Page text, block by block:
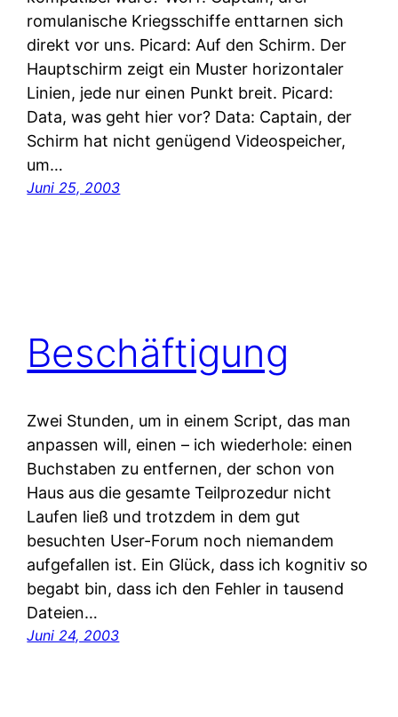
romulanische Kriegsschiffe enttarnen sich
direkt vor uns. Picard: Auf den Schirm. Der
Hauptschirm zeigt ein Muster horizontaler
Linien, jede nur einen Punkt breit. Picard:
Data, was geht hier vor? Data: Captain, der
Schirm hat nicht genügend Videospeicher,
um…
Juni 25, 2003
Beschäftigung
Zwei Stunden, um in einem Script, das man
anpassen will, einen – ich wiederhole: einen
Buchstaben zu entfernen, der schon von
Haus aus die gesamte Teilprozedur nicht
Laufen ließ und trotzdem in dem gut
besuchten User-Forum noch niemandem
aufgefallen ist. Ein Glück, dass ich kognitiv so
begabt bin, dass ich den Fehler in tausend
Dateien…
Juni 24, 2003